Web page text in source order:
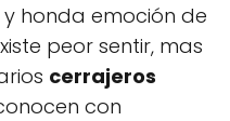
honda emoción de
peor sentir, mas
cerrajeros
con